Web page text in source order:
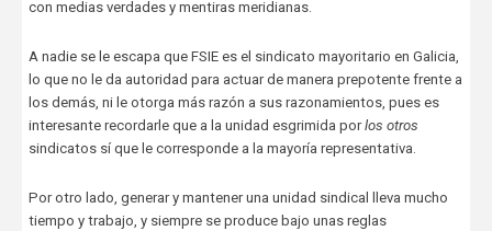
con medias verdades y mentiras meridianas.
A nadie se le escapa que FSIE es el sindicato mayoritario en Galicia,
lo que no le da autoridad para actuar de manera prepotente frente a
los demás, ni le otorga más razón a sus razonamientos, pues es
interesante recordarle que a la unidad esgrimida porlos otros
sindicatos sí que le corresponde a la mayoría representativa.
Por otro lado, generar y mantener una unidad sindical lleva mucho
tiempo y trabajo, y siempre se produce bajo unas reglas